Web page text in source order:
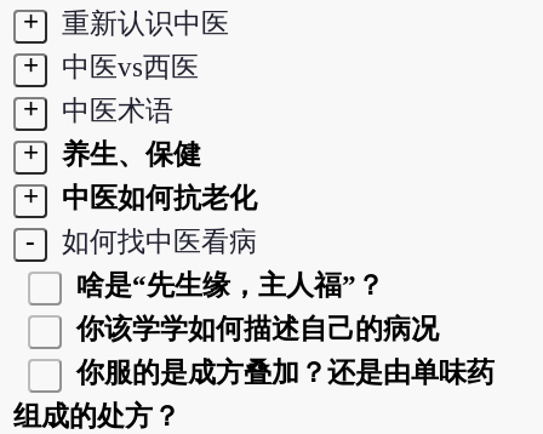
+
重新认识中医
+
中医vs西医
+
中医术语
+
养生、保健
+
中医如何抗老化
-
如何找中医看病
啥是“先生缘，主人福”？
你该学学如何描述自己的病况
你服的是成方叠加？还是由单味药
组成的处方？